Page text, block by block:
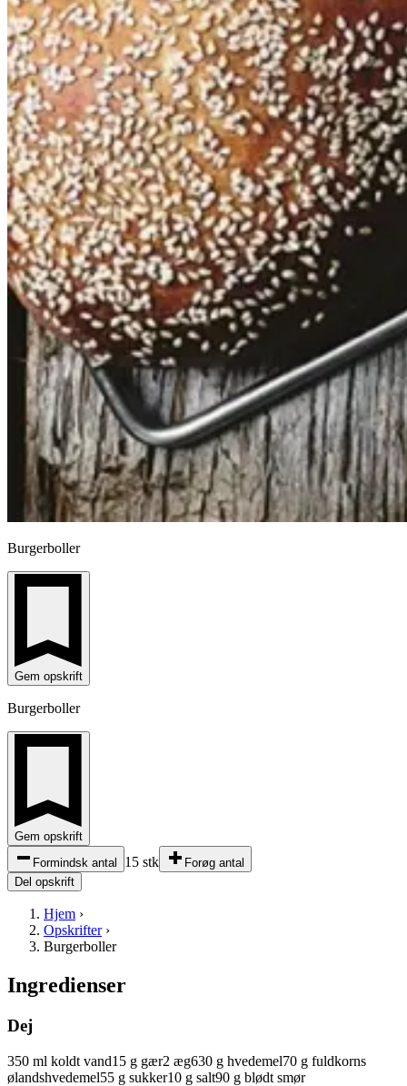
Burgerboller
Gem opskrift
Burgerboller
Gem opskrift
Formindsk antal
15 stk
Forøg antal
Del opskrift
Hjem ›
Opskrifter›
Burgerboller
Ingredienser
Dej
350 ml koldt vand15 g gær2 æg630 g hvedemel70 g fuldkorns
ølandshvedemel55 g sukker10 g salt90 g blødt smør